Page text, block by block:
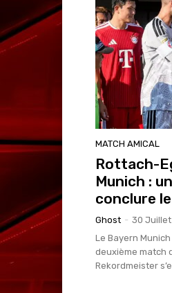
MATCH AMICAL
Rottach-
Munich :
conclure
Ghost - 30
Le Bayern
deuxième match
Rekordmeister